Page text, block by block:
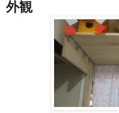
外観